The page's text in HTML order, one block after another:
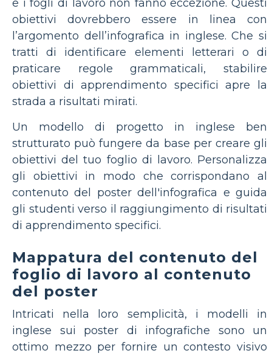
e i fogli di lavoro non fanno eccezione. Questi
obiettivi dovrebbero essere in linea con
l’argomento dell’infografica in inglese. Che si
tratti di identificare elementi letterari o di
praticare regole grammaticali, stabilire
obiettivi di apprendimento specifici apre la
strada a risultati mirati.
Un modello di progetto in inglese ben
strutturato può fungere da base per creare gli
obiettivi del tuo foglio di lavoro. Personalizza
gli obiettivi in ​​modo che corrispondano al
contenuto del poster dell'infografica e guida
gli studenti verso il raggiungimento di risultati
di apprendimento specifici.
Mappatura del contenuto del
foglio di lavoro al contenuto
del poster
Intricati nella loro semplicità, i modelli in
inglese sui poster di infografiche sono un
ottimo mezzo per fornire un contesto visivo